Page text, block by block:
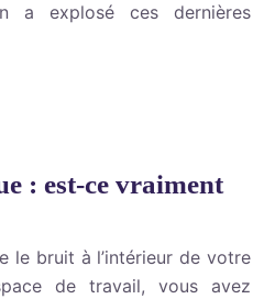
a explosé ces dernières
: est-ce vraiment
le bruit à l’intérieur de votre
de travail, vous avez